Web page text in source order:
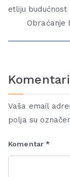
etliju budućnost
Obraćanje
Vaša email
polja su
Komentar*